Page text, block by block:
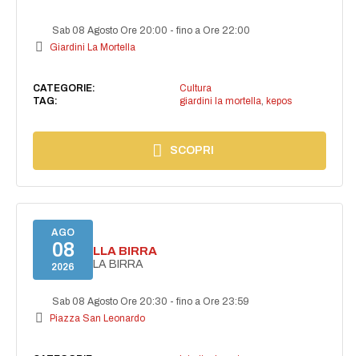
Sab 08 Agosto Ore 20:00 -fino a Ore 22:00
Giardini La Mortella
CATEGORIE:
Cultura
TAG:
giardini la mortella kepos
SCOPRI
AGO
08
2026
FESTA DELLA BIRRA
FESTA DELLA BIRRA
Sab 08 Agosto Ore 20:30 -fino a Ore 23:59
Piazza San Leonardo